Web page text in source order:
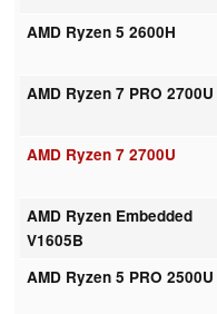
AMD Ryzen 5 2600H
AMD Ryzen 7 PRO 2700U
AMD Ryzen 7 2700U
AMD Ryzen Embedded
V1605B
AMD Ryzen 5 PRO 2500U